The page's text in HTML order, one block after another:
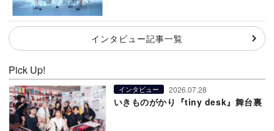
インタビュー記事一覧
Pick Up!
インタビュー 2026.07.28
いきものがかり『tiny desk』舞台裏